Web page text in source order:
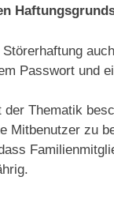
Passwort und
Thematik
Mitbenutzer zu